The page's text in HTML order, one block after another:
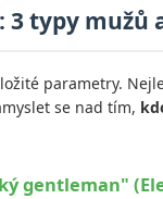
3 typy mužů
parametry.
se nad tím,
gentleman"